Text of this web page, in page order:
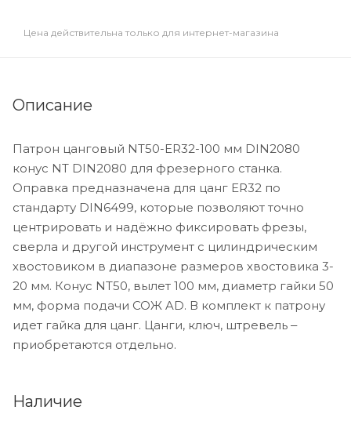
Цена действительна только для интернет-магазина
Описание
Патрон цанговый NT50-ER32-100 мм DIN2080
конус NT DIN2080 для фрезерного станка.
Оправка предназначена для цанг ER32 по
стандарту DIN6499, которые позволяют точно
центрировать и надёжно фиксировать фрезы,
сверла и другой инструмент с цилиндрическим
хвостовиком в диапазоне размеров хвостовика 3-
20 мм. Конус NT50, вылет 100 мм, диаметр гайки 50
мм, форма подачи СОЖ AD. В комплект к патрону
идет гайка для цанг. Цанги, ключ, штревель ‒
приобретаются отдельно.
Наличие